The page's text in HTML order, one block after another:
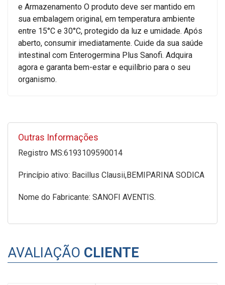
e Armazenamento O produto deve ser mantido em
sua embalagem original, em temperatura ambiente
entre 15°C e 30°C, protegido da luz e umidade. Após
aberto, consumir imediatamente. Cuide da sua saúde
intestinal com Enterogermina Plus Sanofi. Adquira
agora e garanta bem-estar e equilíbrio para o seu
organismo.
Outras Informações
Registro MS:6193109590014
Princípio ativo: Bacillus Clausii,BEMIPARINA SODICA
Nome do Fabricante: SANOFI AVENTIS.
AVALIAÇÃO CLIENTE